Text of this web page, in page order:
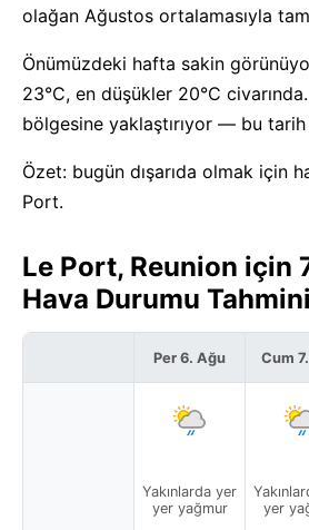
olağan Ağustos ortalamasıyla
Önümüzdeki hafta sakin
23°C, en düşükler 20°C
bölgesine yaklaştırıyor — bu
Özet: bugün dışarıda olmak için
Port.
Le Port, Reunion için
Hava Durumu
Per 6. Ağu
Yakınlarda yer
yer yağmur
Cum
yer